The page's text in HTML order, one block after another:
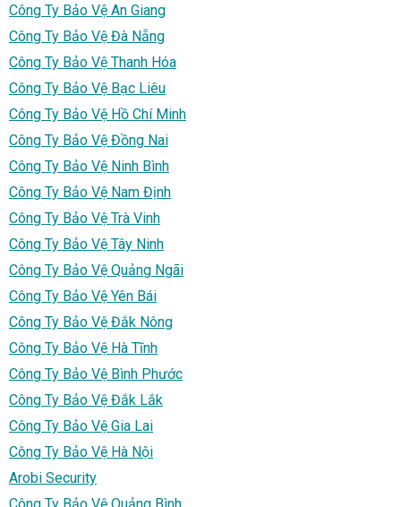
Công Ty Bảo Vệ An Giang
Công Ty Bảo Vệ Đà Nẵng
Công Ty Bảo Vệ Thanh Hóa
Công Ty Bảo Vệ Bạc Liêu
Công Ty Bảo Vệ Hồ Chí Minh
Công Ty Bảo Vệ Đồng Nai
Công Ty Bảo Vệ Ninh Bình
Công Ty Bảo Vệ Nam Định
Công Ty Bảo Vệ Trà Vinh
Công Ty Bảo Vệ Tây Ninh
Công Ty Bảo Vệ Quảng Ngãi
Công Ty Bảo Vệ Yên Bái
Công Ty Bảo Vệ Đắk Nông
Công Ty Bảo Vệ Hà Tĩnh
Công Ty Bảo Vệ Bình Phước
Công Ty Bảo Vệ Đắk Lắk
Công Ty Bảo Vệ Gia Lai
Công Ty Bảo Vệ Hà Nội
Arobi Security